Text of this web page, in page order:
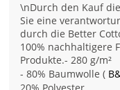
\nDurch den Kauf
Sie eine
durch die Better
100% nachhaltigere
Produkte.- 280 g/m²
- 80% Baumwolle (